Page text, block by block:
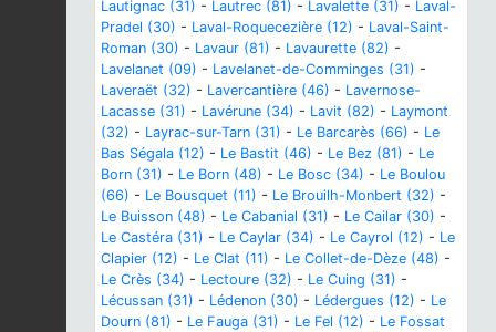
Lautignac (31) - Lautrec (81) - Lavalette (31) - Laval-
Pradel (30) - Laval-Roquecezière (12) - Laval-Saint-
Roman (30) - Lavaur (81) - Lavaurette (82) -
Lavelanet (09) - Lavelanet-de-Comminges (31) -
Laveraët (32) - Lavercantière (46) - Lavernose-
Lacasse (31) - Lavérune (34) - Lavit (82) - Laymont
(32) - Layrac-sur-Tarn (31) - Le Barcarès (66) - Le
Bas Ségala (12) - Le Bastit (46) - Le Bez (81) - Le
Born (31) - Le Born (48) - Le Bosc (34) - Le Boulou
(66) - Le Bousquet (11) - Le Brouilh-Monbert (32) -
Le Buisson (48) - Le Cabanial (31) - Le Cailar (30) -
Le Castéra (31) - Le Caylar (34) - Le Cayrol (12) - Le
Clapier (12) - Le Clat (11) - Le Collet-de-Dèze (48) -
Le Crès (34) - Lectoure (32) - Le Cuing (31) -
Lécussan (31) - Lédenon (30) - Lédergues (12) - Le
Dourn (81) - Le Fauga (31) - Le Fel (12) - Le Fossat